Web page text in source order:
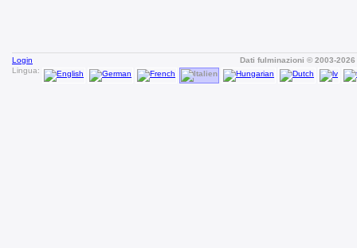
Login
Lingua:
Dati fulminazioni © 2003-2026